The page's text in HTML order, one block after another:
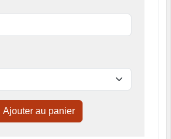
Ajouter au panier